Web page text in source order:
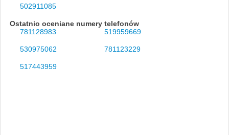
502911085
Ostatnio oceniane numery telefonów
781128983
519959669
530975062 781123229
517443959